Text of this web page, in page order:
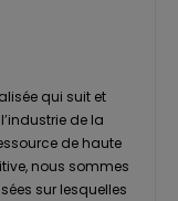
qui suit et
de la
de haute
nous sommes
sur lesquelles